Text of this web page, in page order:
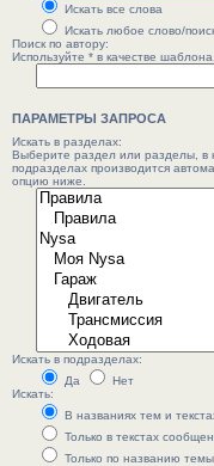
Искать все слова
Искать любое слово/
Поиск по автору:
Используйте * в качестве шаблона.
ПАРАМЕТРЫ ЗАПРОСА
Искать в разделах:
Выберите раздел или разделы, в
подразделах производится
опцию ниже.
Искать в подразделах:
Да
Нет
Искать:
В названиях тем и
Только в текстах
Только по названию темы